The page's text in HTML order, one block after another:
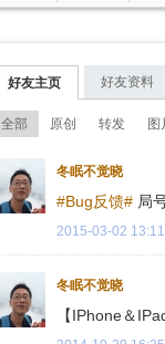
好友主页 好友资料
全部 原创 转发 图
冬眠不觉晓
#Bug反馈# 局
2015-03-02 13:11
冬眠不觉晓
【IPhone＆